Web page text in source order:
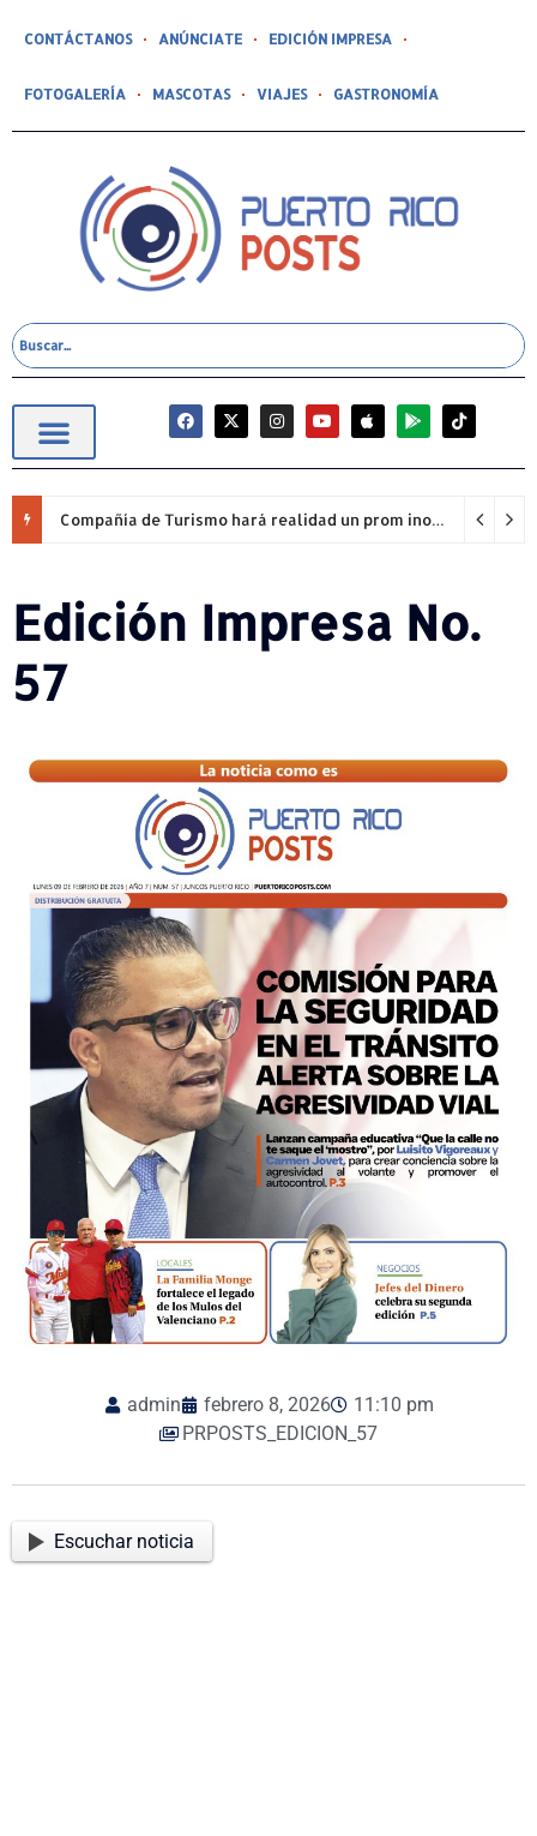
CONTÁCTANOS ANÚNCIATE EDICIÓN IMPRESA
FOTOGALERÍA MASCOTAS VIAJES GASTRONOMÍA
Compañía de Turismo hará realidad un prom inolvidable junto a Jowell para estudiantes de la Escuela Gabriela Mistral
Edición Impresa No.
57
admin febrero 8, 2026
11:10 pm
PRPOSTS_EDICION_57
Escuchar noticia